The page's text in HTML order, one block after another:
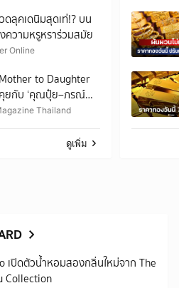
ดลุคเดนิมสุดเท่!? บน
ความหรูหราร่วมสมัย
Online
to Daughter
ยกับ ‘คุณปุ๋ย–ภรณ์
ยทอดบทเรียนเรื่อง
Thailand
ดูเพิ่ม
เปิดตัวน้ำหอมสองกลิ่นใหม่จาก The
Collection